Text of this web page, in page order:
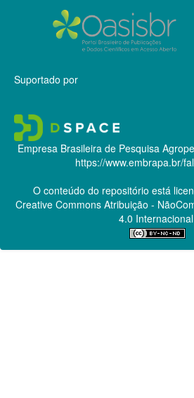
Suportado por
Empresa Brasileira de Pesquisa
https://www.embrapa.br/
O conteúdo do repositório está
Creative CommonsAtribuição -
4.0